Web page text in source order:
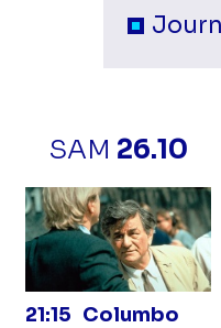
SAM 26.10
21:15 Columbo